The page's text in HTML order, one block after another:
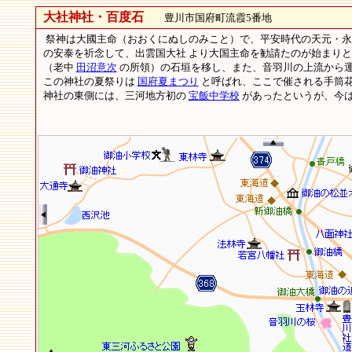
大社神社・百度石 豊川市国府町流霞5番地
祭神は大國主命（おおくにぬしのみこと）で、平安時代の天元・
の安泰を祈念して、出雲国大社 より大国主命を勧請たのが始ま
（老中 田沼意次 の所領）の石垣を移し、また、音羽川の上流から
この神社の夏祭りは 国府夏まつり と呼ばれ、ここで催される手筒
神社の東側には、三河地方初の 宝飯中学校 があったというが、今